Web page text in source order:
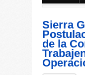
Sierra
de la